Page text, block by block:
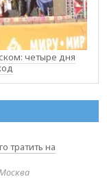
четыре дня
тратить на